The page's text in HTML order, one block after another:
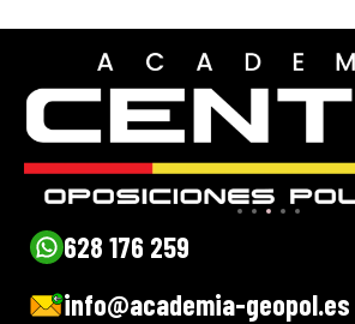
628 176 259
info@academia-geopol.es